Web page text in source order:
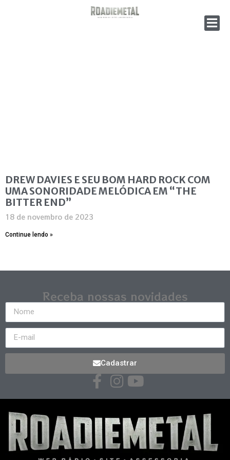
DREW DAVIES E SEU BOM HARD ROCK COM
UMA SONORIDADE MELÓDICA EM “THE
BITTER END”
18 de novembro de 2023
Continue lendo »
Receba nossas novidades
Cadastrar